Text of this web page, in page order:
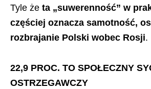
Tyle że ta „suwerenność” w
częściej oznacza samotność,
rozbrajanie Polski wobec Rosji.
22,9 PROC. TO SPOŁECZNY
OSTRZEGAWCZY